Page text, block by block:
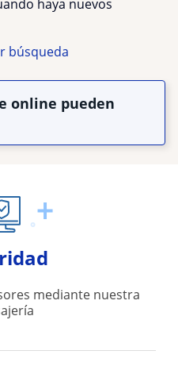
haya nuevos
búsqueda
online pueden
mediante nuestra